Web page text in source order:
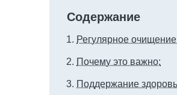
Содержание
Регулярное
Почему это важно:
Поддержание